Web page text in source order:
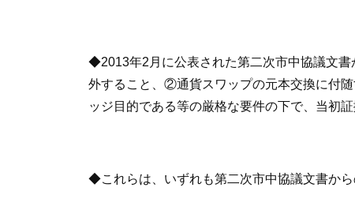
◆2013年2月に公表された第二次市中協議文
外すること、②通貨スワップの元本交換に付
ッジ目的である等の厳格な要件の下で、当初
◆これらは、いずれも第二次市中協議文書か